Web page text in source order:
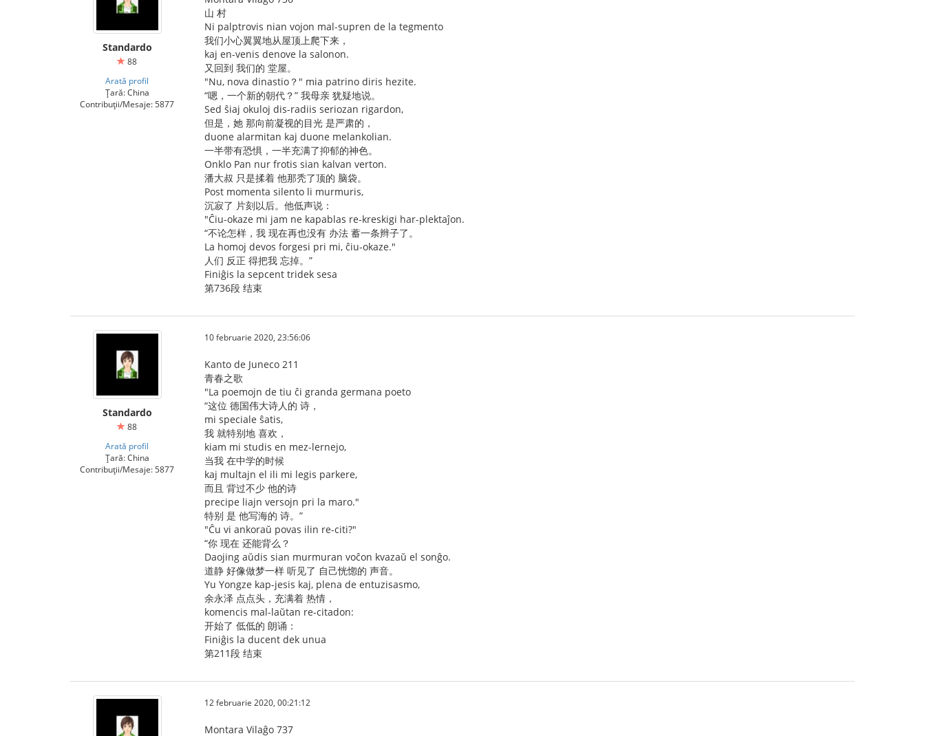
Standardo
88
Arată profil
Țară: China
Contribuții/Mesaje: 5877
山 村
Ni palptrovis nian vojon mal-supren de la tegmento
我们小心翼翼地从屋顶上爬下来，
kaj en-venis denove la salonon.
又回到 我们的 堂屋。
"Nu, nova dinastio？" mia patrino diris hezite.
“嗯，一个新的朝代？” 我母亲 犹疑地说。
Sed ŝiaj okuloj dis-radiis seriozan rigardon,
但是，她 那向前凝视的目光 是严肃的，
duone alarmitan kaj duone melankolian.
一半带有恐惧，一半充满了抑郁的神色。
Onklo Pan nur frotis sian kalvan verton.
潘大叔 只是揉着 他那秃了顶的 脑袋。
Post momenta silento li murmuris,
沉寂了 片刻以后。他低声说：
"Ĉiu-okaze mi jam ne kapablas re-kreskigi har-plektaĵon.
“不论怎样，我 现在再也没有 办法 蓄一条辫子了。
La homoj devos forgesi pri mi, ĉiu-okaze."
人们 反正 得把我 忘掉。”
Finiĝis la sepcent tridek sesa
第736段 结束
Standardo
88
Arată profil
Țară: China
Contribuții/Mesaje: 5877
10 februarie 2020, 23:56:06
Kanto de Juneco 211
青春之歌
"La poemojn de tiu ĉi granda germana poeto
“这位 德国伟大诗人的 诗，
mi speciale ŝatis,
我 就特别地 喜欢，
kiam mi studis en mez-lernejo,
当我 在中学的时候
kaj multajn el ili mi legis parkere,
而且 背过不少 他的诗
precipe liajn versojn pri la maro."
特别 是 他写海的 诗。”
"Ĉu vi ankoraŭ povas ilin re-citi?"
“你 现在 还能背么？
Daojing aŭdis sian murmuran voĉon kvazaŭ el sonĝo.
道静 好像做梦一样 听见了 自己恍惚的 声音。
Yu Yongze kap-jesis kaj, plena de entuzisasmo,
余永泽 点点头，充满着 热情，
komencis mal-laŭtan re-citadon:
开始了 低低的 朗诵：
Finiĝis la ducent dek unua
第211段 结束
12 februarie 2020, 00:21:12
Montara Vilaĝo 737